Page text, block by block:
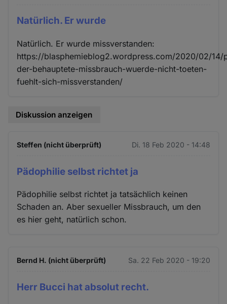
Natürlich. Er wurde
Natürlich. Er wurde missverstanden:
https://blasphemieblog2.wordpress.com/2020/02/14/
der-behauptete-missbrauch-wuerde-nicht-toeten-
fuehlt-sich-missverstanden/
Diskussion anzeigen
Steffen (nicht überprüft) Di. 18 Feb 2020 - 14:48
Pädophilie selbst richtet ja
Pädophilie selbst richtet ja tatsächlich keinen
Schaden an. Aber sexueller Missbrauch, um den
es hier geht, natürlich schon.
Bernd H. (nicht überprüft) Sa. 22 Feb 2020 - 19:20
Herr Bucci hat absolut recht.